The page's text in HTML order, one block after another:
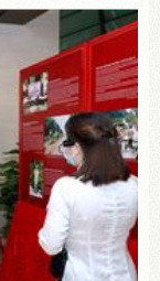
Chính phủ liên
trí để quy tụ
hành rất rộng, chí
lần từ chối những
ở tuổi 70 “xưa
góp to lớn cho
đứng trước tình